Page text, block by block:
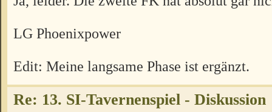
LG Phoenixpower
Edit: Meine langsame Phase ist ergänzt.
Re: 13. SI-Tavernenspiel - Diskussion